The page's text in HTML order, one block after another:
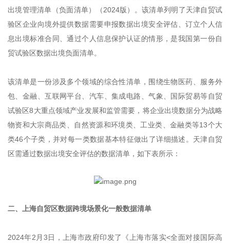
出境管理清单（负面清单）（2024版）。该清单列明了天津自贸试
验区企业向境外提供数据需要申报数据出境安全评估、订立个人信
息出境标准合同、通过个人信息保护认证的情形，是我国第一份自
贸试验区数据出境负面清单。
该清单是一份涉及多个领域的综合性清单，围绕生物医药、服务外
包、金融、互联网平台、汽车、集成电路、气象、国际贸易等自贸
试验区8大重点领域产业发展和监管需要，将企业出境数据分为战略
物资和大宗商品类、自然资源和环境类、工业类、金融类等13个大
类46个子类，并对每一类数据基本特征做出了详细描述。天津自贸
区需通过数据出境安全评估的数据清单，如下表所示：
二、上海自贸区数据跨境场景化一般数据清单
2024年2月3日，上海市政府印发了《上海市落实<全面对接国际高